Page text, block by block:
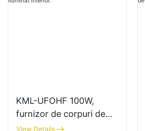
KML-UFOHF 100W,
furnizor de corpuri de
iluminat cu LED pentru
View Details